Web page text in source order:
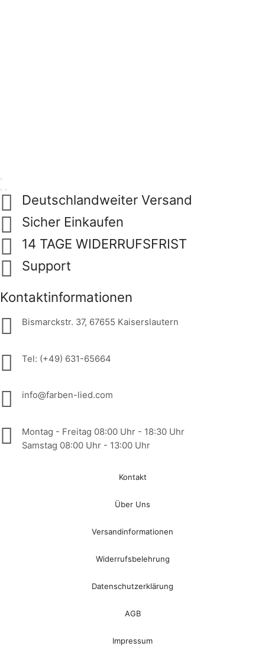
Deutschlandweiter Versand
Sicher Einkaufen
14 TAGE WIDERRUFSFRIST
Support
Kontaktinformationen
Bismarckstr. 37, 67655 Kaiserslautern
Tel: (+49) 631-65664
info@farben-lied.com
Montag - Freitag 08:00 Uhr - 18:30 Uhr
Samstag 08:00 Uhr - 13:00 Uhr
Kontakt
Über Uns
Versandinformationen
Widerrufsbelehrung
Datenschutzerklärung
AGB
Impressum